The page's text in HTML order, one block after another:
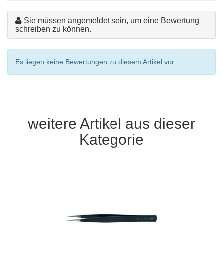
Sie müssen angemeldet sein, um eine Bewertung
schreiben zu können.
Es liegen keine Bewertungen zu diesem Artikel vor.
weitere Artikel aus dieser
Kategorie